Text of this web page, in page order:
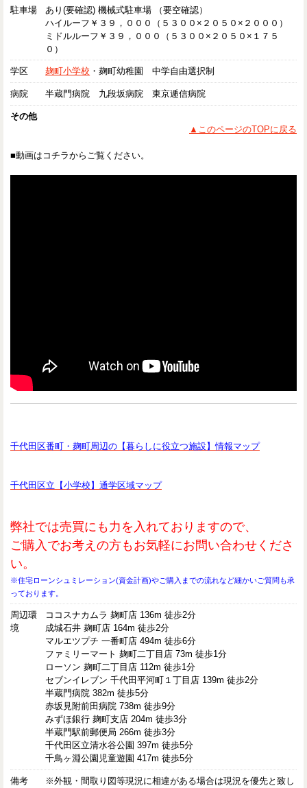
駐車場
あり(要確認) 機械式駐車場 （要空確認）
ハイルーフ￥３９，０００（５３００×２０５０×２０００）
ミドルルーフ￥３９，０００（５３００×２０５０×１７５
０）
学区 麹町小学校 ・麹町幼稚園 中学自由選択制
病院 半蔵門病院 九段坂病院 東京逓信病院
その他
▲このページのTOPに戻る
■動画はコチラからご覧ください。
千代田区番町・麹町周辺の【暮らしに役立つ施設】情報マップ
千代田区立【小学校】通学区域マップ
弊社では売買にも力を入れておりますので、
ご購入でお考えの方もお気軽にお問い合わせくださ
い。
※住宅ローンシュミレーション(資金計画)やご購入までの流れなど細かいご質問も承
っております。
周辺環
境
ココスナカムラ 麹町店 136m 徒歩2分
成城石井 麹町店 164m 徒歩2分
マルエツプチ 一番町店 494m 徒歩6分
ファミリーマート 麹町二丁目店 73m 徒歩1分
ローソン 麹町二丁目店 112m 徒歩1分
セブンイレブン 千代田平河町１丁目店 139m 徒歩2分
半蔵門病院 382m 徒歩5分
赤坂見附前田病院 738m 徒歩9分
みずほ銀行 麹町支店 204m 徒歩3分
半蔵門駅前郵便局 266m 徒歩3分
千代田区立清水谷公園 397m 徒歩5分
千鳥ヶ淵公園児童遊園 417m 徒歩5分
備考
※外観・間取り図等現況に相違がある場合は現況を優先と致し